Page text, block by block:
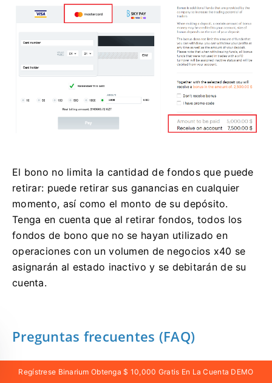
El bono no limita la cantidad de fondos que puede
retirar: puede retirar sus ganancias en cualquier
momento, así como el monto de su depósito.
Tenga en cuenta que al retirar fondos, todos los
fondos de bono que no se hayan utilizado en
operaciones con un volumen de negocios x40 se
asignarán al estado inactivo y se debitarán de su
cuenta.
Preguntas frecuentes (FAQ)
Depósito mínimo en Binarium
Regístrese Binarium Obtenga $ 10,000 Gratis En La Cuenta DEMO